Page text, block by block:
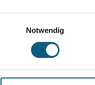
Notwendig